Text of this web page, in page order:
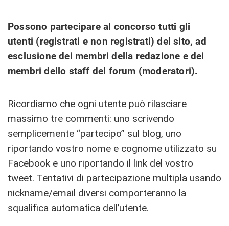
Possono partecipare al concorso tutti gli
utenti (registrati e non registrati) del sito, ad
esclusione dei membri della redazione e dei
membri dello staff del forum (moderatori).
Ricordiamo che ogni utente può rilasciare
massimo tre commenti: uno scrivendo
semplicemente “partecipo” sul blog, uno
riportando vostro nome e cognome utilizzato su
Facebook e uno riportando il link del vostro
tweet. Tentativi di partecipazione multipla usando
nickname/email diversi comporteranno la
squalifica automatica dell’utente.